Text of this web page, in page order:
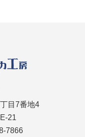
丁目7番地4
21
7866